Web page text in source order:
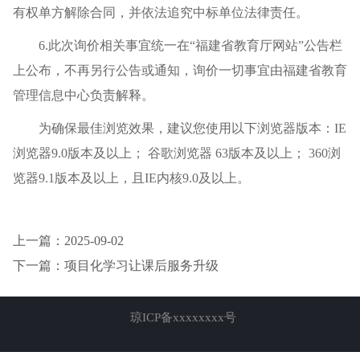
有权单方解除合同，并依法追究中标单位法律责任。
6.此次询价相关事宜统一在“福建省教育厅网站”公告栏
上公布，不再另行公告或通知，询价一切事宜由福建省教育
管理信息中心负责解释。
为确保最佳浏览效果，建议您使用以下浏览器版本：IE
浏览器9.0版本及以上； 谷歌浏览器 63版本及以上； 360浏
览器9.1版本及以上，且IE内核9.0及以上。
上一篇：2025-09-02
下一篇：项目化学习让课后服务升级
琼ICP备xxxxxxxx号